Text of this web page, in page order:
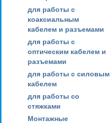
для работы с
коаксиальным
кабелем и разъемами
для работы с
оптическим кабелем и
разъемами
для работы с силовым
кабелем
для работы со
стяжками
Монтажные